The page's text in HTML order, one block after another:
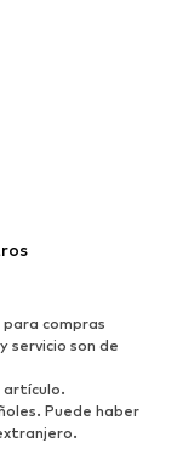
compras
servicio son de
artículo.
Puede haber